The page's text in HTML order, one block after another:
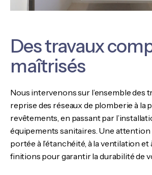
Des travaux
maîtrisés
Nous intervenons sur l’ensemble des
reprise des réseaux de plomberie à la
revêtements, en passant par
équipements sanitaires. Une
portée à l’étanchéité, à la ventilation et
finitions pour garantir la durabilité de